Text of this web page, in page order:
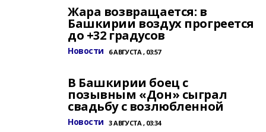
Жара возвращается: в
Башкирии воздух прогреется
до +32 градусов
Новости 6 АВГУСТА , 03:57
В Башкирии боец с
позывным «Дон» сыграл
свадьбу с возлюбленной
Новости 3 АВГУСТА , 03:34